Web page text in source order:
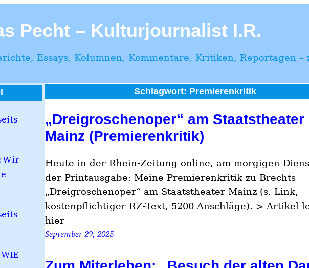
Pecht – Kulturjournalist I.R.
Essays, Kolumnen, Kommentare, Kritiken, Reportagen
Wir
Schlagwort: Premierenkritik
„Dreigroschenoper“ am Staatstheater
Mainz (Premierenkritik)
Heute in der Rhein-Zeitung online, am morgigen
der Printausgabe: Meine Premierenkritik zu Brechts
„Dreigroschenoper“ am Staatstheater Mainz (s. Link,
kostenpflichtiger RZ-Text, 5200 Anschläge). > Artikel
hier
September 29, 2025